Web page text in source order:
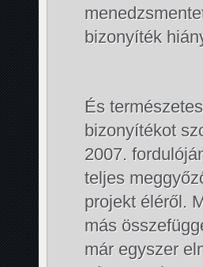
bizonyíték
És
bizonyítékot
2007.
teljes
projekt éléről.
más
már egyszer